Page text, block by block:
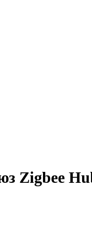
Zigbee